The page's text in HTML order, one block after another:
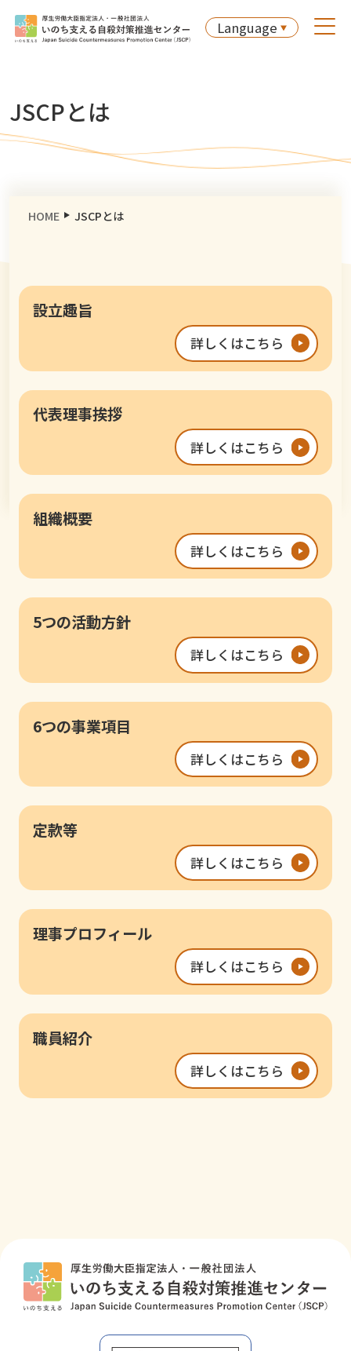
Language
JSCPとは
HOME JSCPとは
設立趣旨
詳しくはこちら
代表理事挨拶
詳しくはこちら
組織概要
詳しくはこちら
5つの活動方針
詳しくはこちら
6つの事業項目
詳しくはこちら
定款等
詳しくはこちら
理事プロフィール
詳しくはこちら
職員紹介
詳しくはこちら